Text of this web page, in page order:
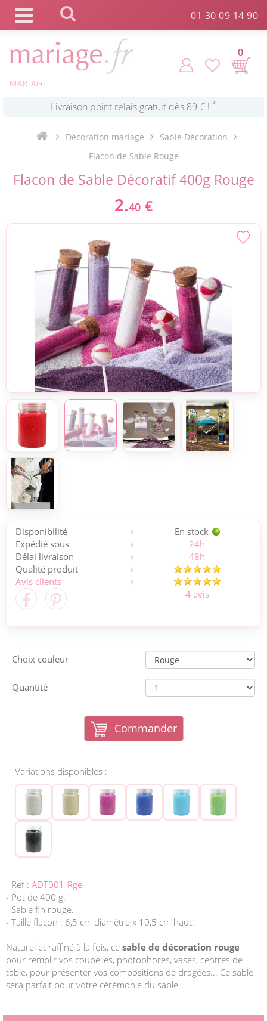
01 30 09 14 90
MARIAGE
0
Commande expédiée en 24h !
Livraison point relais gratuit dès 89 € !*
Payez votre commande en 4X sans frais *
Décoration mariage
Sable Décoration
Flacon de Sable Rouge
Flacon de Sable Décoratif 400g Rouge
2.40 €
Disponibilité
En stock
Expédié sous
24h
Délai livraison
48h
Qualité produit
Avis clients
4 avis
Choix couleur
Quantité
Commander
Variations disponibles :
- Ref : ADT001-Rge
- Pot de 400 g.
- Sable fin rouge.
- Taille flacon : 6,5 cm diamètre x 10,5 cm haut.
Naturel et raffiné à la fois, ce sable de décoration rouge
pour remplir vos coupelles, photophores, vases, centres de
table, pour présenter vos compositions de dragées... Ce sable
sera parfait pour votre cérémonie du sable.
Panneau de gestion des cookies